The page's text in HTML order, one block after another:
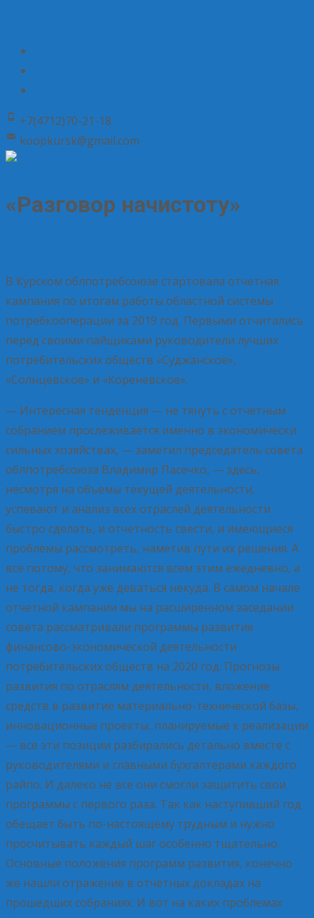
+7(4712)70-21-18
koopkursk@gmail.com
«Разговор начистоту»
В Курском облпотребсоюзе стартовала отчетная
кампания по итогам работы областной системы
потребкооперации за 2019 год. Первыми отчитались
перед своими пайщиками руководители лучших
потребительских обществ «Суджанское»,
«Солнцевское» и «Кореневское».
— Интересная тенденция — не тянуть с отчетным
собранием прослеживается именно в экономически
сильных хозяйствах, — заметил председатель совета
облпотребсоюза Владимир Пасечко, — здесь,
несмотря на объемы текущей деятельности,
успевают и анализ всех отраслей деятельности
быстро сделать, и отчетность свести, и имеющиеся
проблемы рассмотреть, наметив пути их решения. А
все потому, что занимаются всем этим ежедневно, а
не тогда, когда уже деваться некуда. В самом начале
отчетной кампании мы на расширенном заседании
совета рассматривали программы развития
финансово-экономической деятельности
потребительских обществ на 2020 год. Прогнозы
развития по отраслям деятельности, вложение
средств в развитие материально-технической базы,
инновационные проекты, планируемые к реализации
— все эти позиции разбирались детально вместе с
руководителями и главными бухгалтерами каждого
райпо. И далеко не все они смогли защитить свои
программы с первого раза. Так как наступивший год
обещает быть по-настоящему трудным и нужно
просчитывать каждый шаг особенно тщательно.
Основные положения программ развития, конечно
же нашли отражение в отчетных докладах на
прошедших собраниях. И вот на каких проблемах